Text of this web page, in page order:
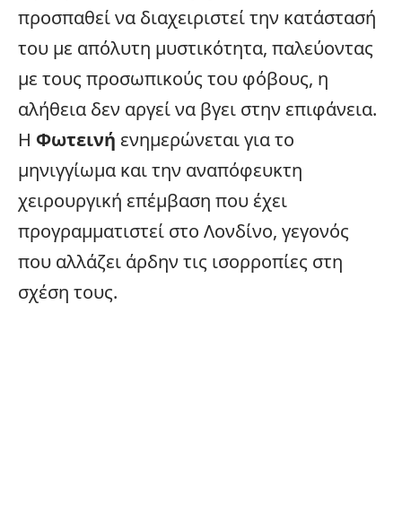
προσπαθεί να διαχειριστεί την κατάστασή
του με απόλυτη μυστικότητα, παλεύοντας
με τους προσωπικούς του φόβους, η
αλήθεια δεν αργεί να βγει στην επιφάνεια.
Η Φωτεινή ενημερώνεται για το
μηνιγγίωμα και την αναπόφευκτη
χειρουργική επέμβαση που έχει
προγραμματιστεί στο Λονδίνο, γεγονός
που αλλάζει άρδην τις ισορροπίες στη
σχέση τους.